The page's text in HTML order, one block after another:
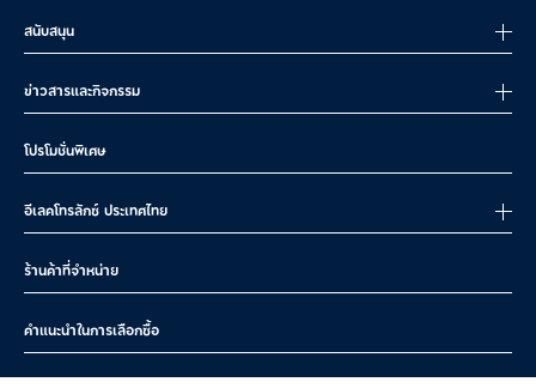
สนับสนุน
ข่าวสารและกิจกรรม
โปรโมชั่นพิเศษ
อีเลคโทรลักซ์ ประเทศไทย
ร้านค้าที่จำหน่าย
คำแนะนำในการเลือกซื้อ